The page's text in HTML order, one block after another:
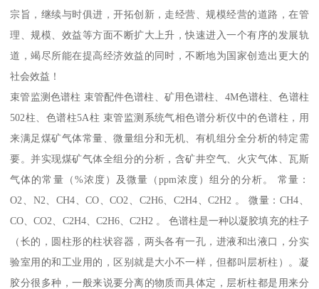
宗旨，继续与时俱进，开拓创新，走经营、规模经营的道路，在管
理、规模、效益等方面不断扩大上升，快速进入一个有序的发展轨
道，竭尽所能在提高经济效益的同时，不断地为国家创造出更大的
社会效益！
束管监测色谱柱 束管配件色谱柱、矿用色谱柱、4M色谱柱、色谱柱
502柱、色谱柱5A柱 束管监测系统气相色谱分析仪中的色谱柱，用
来满足煤矿气体常量、微量组分和无机、有机组分全分析的特定需
要。并实现煤矿气体全组分的分析，含矿井空气、火灾气体、瓦斯
气体的常量（%浓度）及微量（ppm浓度）组分的分析。 常量：
O2、N2、CH4、CO、CO2、C2H6、C2H4、C2H2 。 微量：CH4、
CO、CO2、C2H4、C2H6、C2H2 。 色谱柱是一种以凝胶填充的柱子
（长的，圆柱形的柱状容器，两头各有一孔，进液和出液口，分实
验室用的和工业用的，区别就是大小不一样，但都叫层析柱）。凝
胶分很多种，一般来说要分离的物质而具体定，层析柱都是用来分